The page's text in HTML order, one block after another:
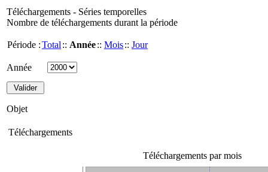
Téléchargements - Séries temporelles
Nombre de téléchargements durant la période
Période :Total :: Année:: Mois:: Jour
Année
Objet
Téléchargements
Téléchargements par mois